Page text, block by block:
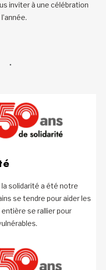
inviter à une célébration
solidarité a été notre
se tendre pour aider les
se rallier pour